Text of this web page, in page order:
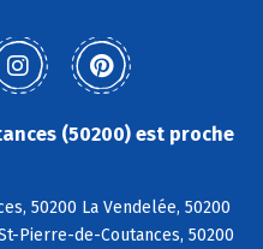
(50200) est proche
50200 La Vendelée, 50200
Pierre-de-Coutances, 50200